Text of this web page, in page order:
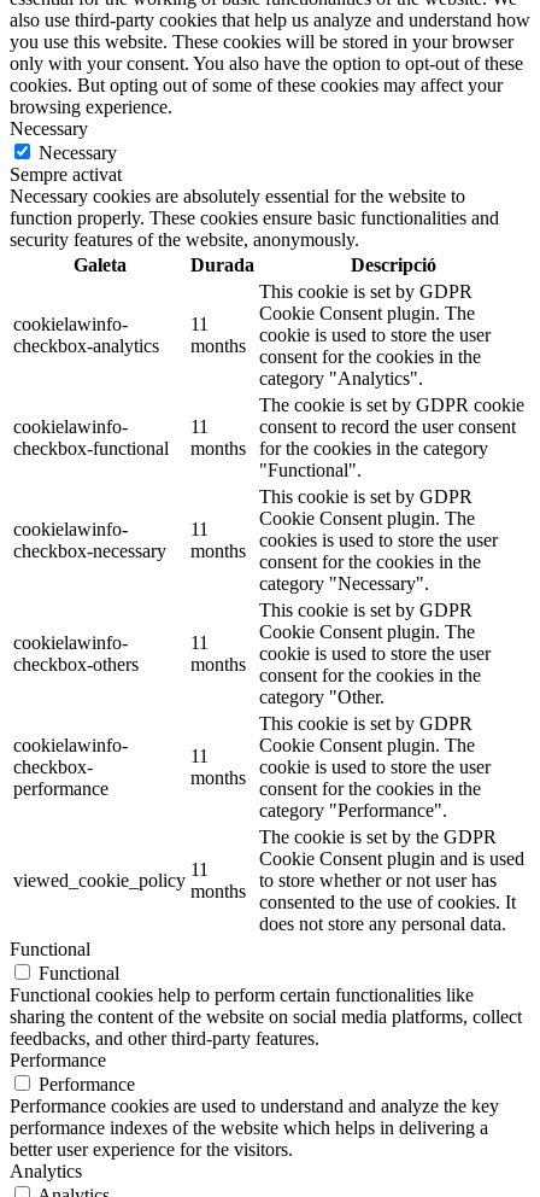
also use third-party cookies that help us analyze and understand how
you use this website. These cookies will be stored in your browser
only with your consent. You also have the option to opt-out of these
cookies. But opting out of some of these cookies may affect your
browsing experience.
Necessary
Necessary
Sempre activat
Necessary cookies are absolutely essential for the website to
function properly. These cookies ensure basic functionalities and
security features of the website, anonymously.
Galeta
Durada Descripció
cookielawinfo-
checkbox-analytics
11
months
This cookie is set by GDPR
Cookie Consent plugin. The
cookie is used to store the user
consent for the cookies in the
category "Analytics".
cookielawinfo-
checkbox-functional
11
months
The cookie is set by GDPR cookie
consent to record the user consent
for the cookies in the category
"Functional".
cookielawinfo-
checkbox-necessary
11
months
This cookie is set by GDPR
Cookie Consent plugin. The
cookies is used to store the user
consent for the cookies in the
category "Necessary".
cookielawinfo-
checkbox-others
11
months
This cookie is set by GDPR
Cookie Consent plugin. The
cookie is used to store the user
consent for the cookies in the
category "Other.
cookielawinfo-
checkbox-
performance
11
months
This cookie is set by GDPR
Cookie Consent plugin. The
cookie is used to store the user
consent for the cookies in the
category "Performance".
viewed_cookie_policy
11
months
The cookie is set by the GDPR
Cookie Consent plugin and is used
to store whether or not user has
consented to the use of cookies. It
does not store any personal data.
Functional
Functional
Functional cookies help to perform certain functionalities like
sharing the content of the website on social media platforms, collect
feedbacks, and other third-party features.
Performance
Performance
Performance cookies are used to understand and analyze the key
performance indexes of the website which helps in delivering a
better user experience for the visitors.
Analytics